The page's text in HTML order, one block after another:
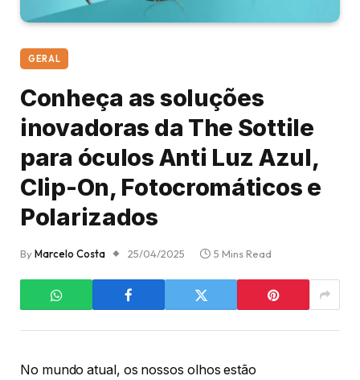
GERAL
Conheça as soluções
inovadoras da The Sottile
para óculos Anti Luz Azul,
Clip-On, Fotocromáticos e
Polarizados
ByMarcelo Costa 25/04/2025 5 Mins Read
No mundo atual, os nossos olhos estão